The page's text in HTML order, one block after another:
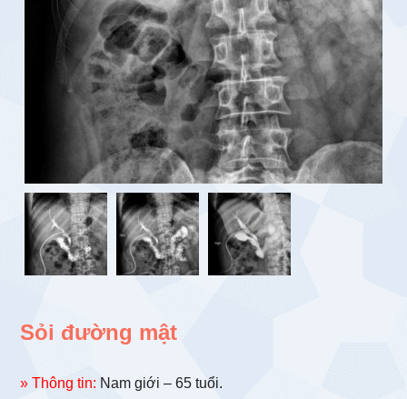
Sỏi đường mật
» Thông tin: Nam giới – 65 tuổi.